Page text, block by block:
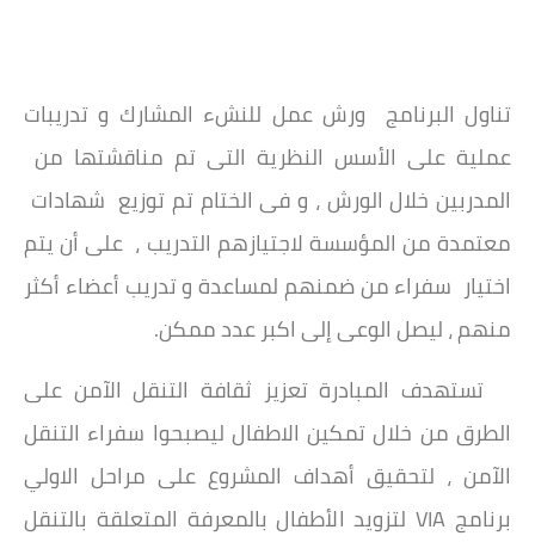
تناول البرنامج ورش عمل للنشء المشارك و تدريبات
عملية على الأسس النظرية التى تم مناقشتها من
المدربين خلال الورش ، و فى الختام تم توزيع شهادات
معتمدة من المؤسسة لاجتيازهم التدريب ، على أن يتم
اختيار سفراء من ضمنهم لمساعدة و تدريب أعضاء أكثر
منهم ، ليصل الوعى إلى اكبر عدد ممكن.
تستهدف المبادرة تعزيز ثقافة التنقل الآمن على
الطرق من خلال تمكين الاطفال ليصبحوا سفراء التنقل
الآمن ، لتحقيق أهداف المشروع على مراحل الاولي
برنامج VIA لتزويد الأطفال بالمعرفة المتعلقة بالتنقل